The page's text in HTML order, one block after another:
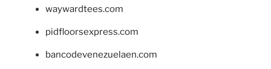
waywardtees.com
pidfloorsexpress.com
bancodevenezuelaen.com